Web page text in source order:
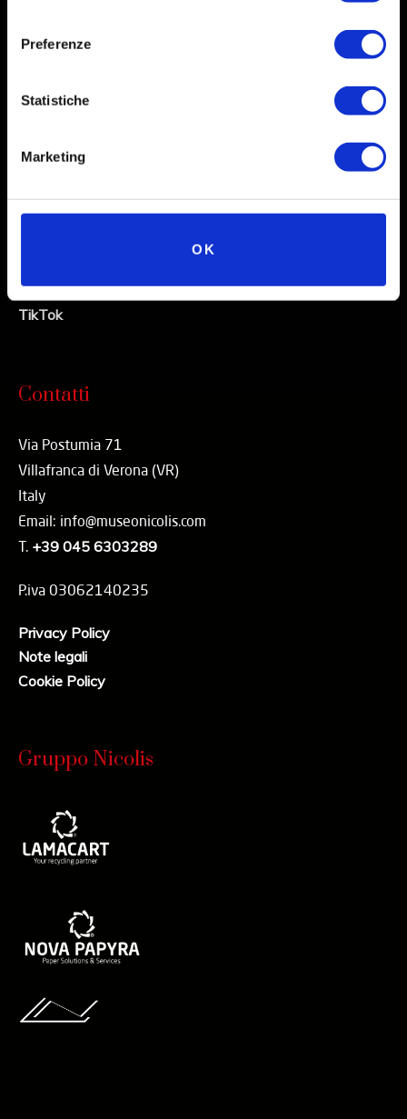
Preferenze
Statistiche
Marketing
OK
Social
X
Youtube
TikTok
Contatti
Via Postumia 71
Villafranca di Verona (VR)
Italy
Email: info@museonicolis.com
T. +39 045 6303289
P.iva 03062140235
Privacy Policy
Note legali
Cookie Policy
Gruppo Nicolis